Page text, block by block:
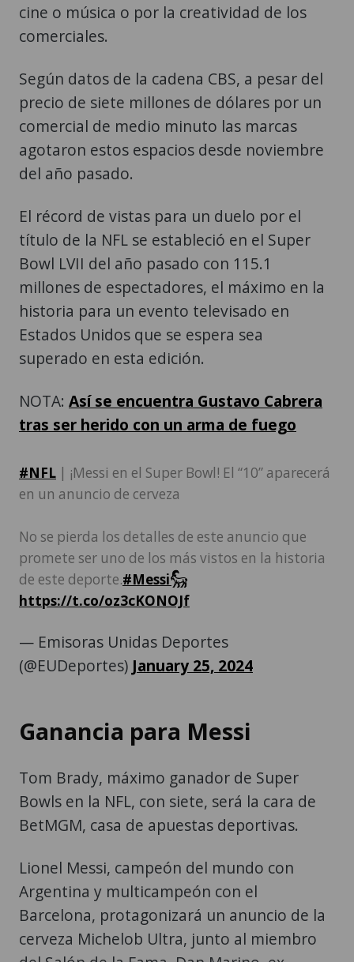
cine o música o por la creatividad de los
comerciales.
Según datos de la cadena CBS, a pesar del
precio de siete millones de dólares por un
comercial de medio minuto las marcas
agotaron estos espacios desde noviembre
del año pasado.
El récord de vistas para un duelo por el
título de la NFL se estableció en el Super
Bowl LVII del año pasado con 115.1
millones de espectadores, el máximo en la
historia para un evento televisado en
Estados Unidos que se espera sea
superado en esta edición.
NOTA: Así se encuentra Gustavo Cabrera
tras ser herido con un arma de fuego
#NFL | ¡Messi en el Super Bowl! El “10” aparecerá
en un anuncio de cerveza
No se pierda los detalles de este anuncio que
promete ser uno de los más vistos en la historia
de este deporte.#Messi𓃵
https://t.co/oz3cKONOJf
— Emisoras Unidas Deportes
(@EUDeportes) January 25, 2024
Ganancia para Messi
Tom Brady, máximo ganador de Super
Bowls en la NFL, con siete, será la cara de
BetMGM, casa de apuestas deportivas.
Lionel Messi, campeón del mundo con
Argentina y multicampeón con el
Barcelona, protagonizará un anuncio de la
cerveza Michelob Ultra, junto al miembro